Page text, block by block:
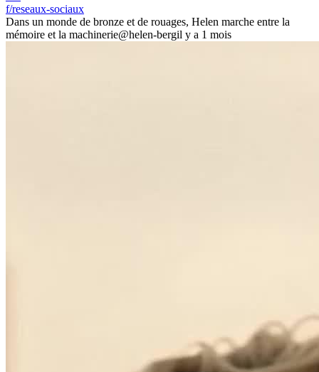
f/reseaux-sociaux
Dans un monde de bronze et de rouages, Helen marche entre la
mémoire et la machinerie@helen-bergil y a 1 mois